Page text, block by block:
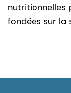
nutritionnelles
fondées sur la